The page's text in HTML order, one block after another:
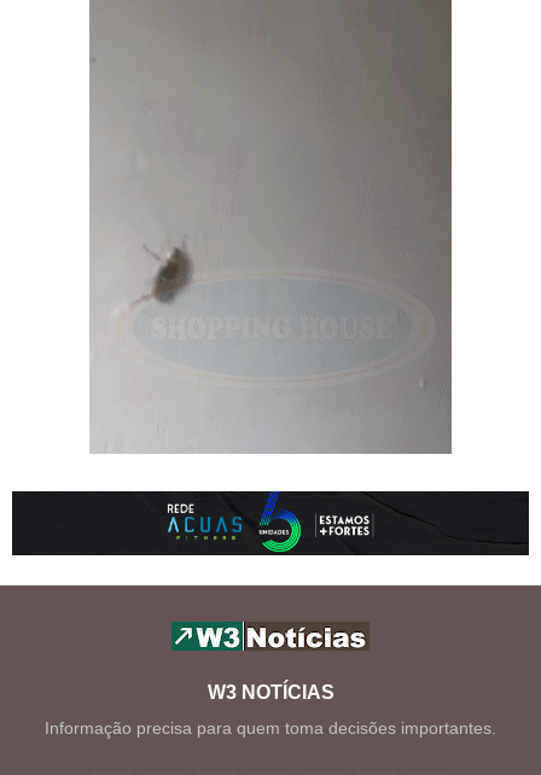
W3 NOTÍCIAS
Informação precisa para quem toma decisões importantes.